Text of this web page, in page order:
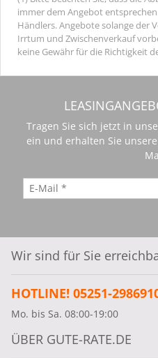
immer dem Angebot
Händlers. Angebote solange der
Irrtum und Zwischenverkauf
keine Gewähr für die Richtigkeit
Tragen Sie sich jetzt in
ein und erhalten Sie
Wir sind für Sie
HOTLINE! 05251-
Mo. bis Sa. 08:00-19:00
ÜBER GUTE-RATE.DE